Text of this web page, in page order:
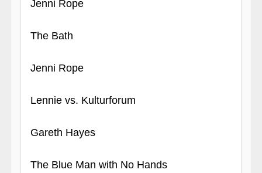
Jenni Rope
The Bath
Jenni Rope
Lennie vs. Kulturforum
Gareth Hayes
The Blue Man with No Hands